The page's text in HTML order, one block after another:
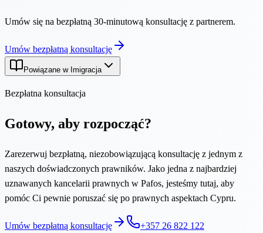
Umów się na bezpłatną 30-minutową konsultację z partnerem.
Umów bezpłatną konsultację
Powiązane w Imigracja
Bezpłatna konsultacja
Gotowy, aby rozpocząć?
Zarezerwuj bezpłatną, niezobowiązującą konsultację z jednym z
naszych doświadczonych prawników. Jako jedna z najbardziej
uznawanych kancelarii prawnych w Pafos, jesteśmy tutaj, aby
pomóc Ci pewnie poruszać się po prawnych aspektach Cypru.
Umów bezpłatną konsultację +357 26 822 122